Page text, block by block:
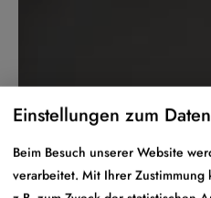
Einstellungen zum
Beim Besuch unserer Website
verarbeitet. Mit Ihrer Zustimmung